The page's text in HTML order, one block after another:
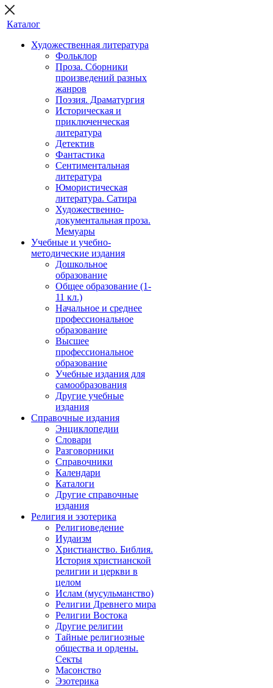
Каталог
Художественная литература
Фольклор
Проза. Сборники
произведений разных
жанров
Поэзия. Драматургия
Историческая и
приключенческая
литература
Детектив
Фантастика
Сентиментальная
литература
Юмористическая
литература. Сатира
Художественно-
документальная проза.
Мемуары
Учебные и учебно-
методические издания
Дошкольное
образование
Общее образование (1-
11 кл.)
Начальное и среднее
профессиональное
образование
Высшее
профессиональное
образование
Учебные издания для
самообразования
Другие учебные
издания
Справочные издания
Энциклопедии
Словари
Разговорники
Справочники
Календари
Каталоги
Другие справочные
издания
Религия и эзотерика
Религиоведение
Иудаизм
Христианство. Библия.
История христианской
религии и церкви в
целом
Ислам (мусульманство)
Религии Древнего мира
Религии Востока
Другие религии
Тайные религиозные
общества и ордены.
Секты
Масонство
Эзотерика